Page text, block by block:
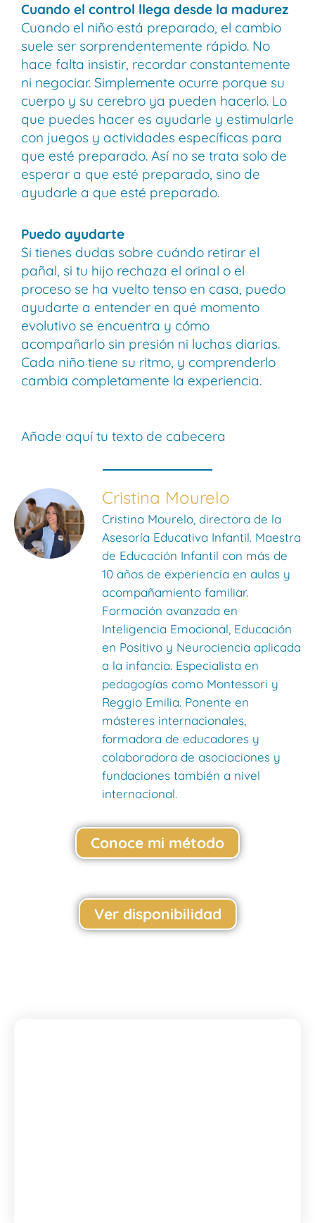
Cuando el control llega desde la madurez
Cuando el niño está preparado, el cambio
suele ser sorprendentemente rápido. No
hace falta insistir, recordar constantemente
ni negociar. Simplemente ocurre porque su
cuerpo y su cerebro ya pueden hacerlo. Lo
que puedes hacer es ayudarle y estimularle
con juegos y actividades específicas para
que esté preparado. Así no se trata solo de
esperar a que esté preparado, sino de
ayudarle a que esté preparado.
Puedo ayudarte
Si tienes dudas sobre cuándo retirar el
pañal, si tu hijo rechaza el orinal o el
proceso se ha vuelto tenso en casa, puedo
ayudarte a entender en qué momento
evolutivo se encuentra y cómo
acompañarlo sin presión ni luchas diarias.
Cada niño tiene su ritmo, y comprenderlo
cambia completamente la experiencia.
Añade aquí tu texto de cabecera
Cristina Mourelo
Cristina Mourelo, directora de la
Asesoría Educativa Infantil. Maestra
de Educación Infantil con más de
10 años de experiencia en aulas y
acompañamiento familiar.
Formación avanzada en
Inteligencia Emocional, Educación
en Positivo y Neurociencia aplicada
a la infancia. Especialista en
pedagogías como Montessori y
Reggio Emilia. Ponente en
másteres internacionales,
formadora de educadores y
colaboradora de asociaciones y
fundaciones también a nivel
internacional.
Conoce mi método
Ver disponibilidad